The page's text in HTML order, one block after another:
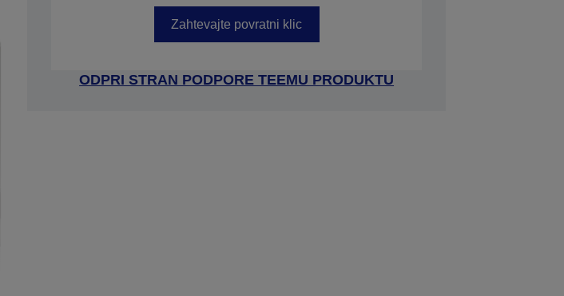
Zahtevajte povratni klic
ODPRI STRAN PODPORE TEEMU PRODUKTU